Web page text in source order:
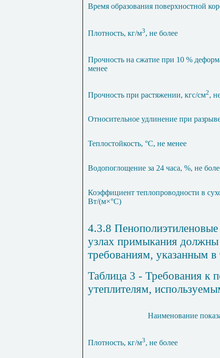
Время образования поверхностной
Плотность, кг/м3, не более
Прочность на сжатие при 10 %
менее
Прочность при растяжении, кгс/см2,
Относительное удлинение при
Теплостойкость, °С, не менее
Водопоглощение за 24 часа, %, не
Коэффициент теплопроводности в
Вт/(м×°С)
4.3.8
узлах примыкания должны
требованиям, указанным в
Таблица 3 - Требования к
утеплителям,
Наименование
Плотность, кг/м3, не более